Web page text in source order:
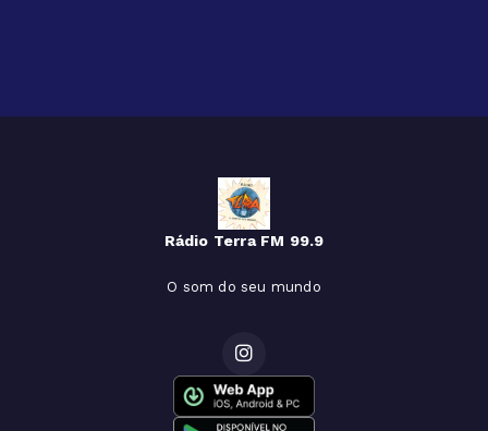
Rádio Terra FM 99.9
O som do seu mundo